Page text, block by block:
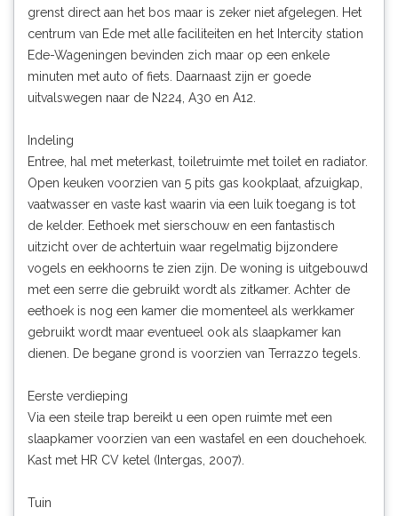
grenst direct aan het bos maar is zeker niet afgelegen. Het
centrum van Ede met alle faciliteiten en het Intercity station
Ede-Wageningen bevinden zich maar op een enkele
minuten met auto of fiets. Daarnaast zijn er goede
uitvalswegen naar de N224, A30 en A12.
Indeling
Entree, hal met meterkast, toiletruimte met toilet en radiator.
Open keuken voorzien van 5 pits gas kookplaat, afzuigkap,
vaatwasser en vaste kast waarin via een luik toegang is tot
de kelder. Eethoek met sierschouw en een fantastisch
uitzicht over de achtertuin waar regelmatig bijzondere
vogels en eekhoorns te zien zijn. De woning is uitgebouwd
met een serre die gebruikt wordt als zitkamer. Achter de
eethoek is nog een kamer die momenteel als werkkamer
gebruikt wordt maar eventueel ook als slaapkamer kan
dienen. De begane grond is voorzien van Terrazzo tegels.
Eerste verdieping
Via een steile trap bereikt u een open ruimte met een
slaapkamer voorzien van een wastafel en een douchehoek.
Kast met HR CV ketel (Intergas, 2007).
Tuin